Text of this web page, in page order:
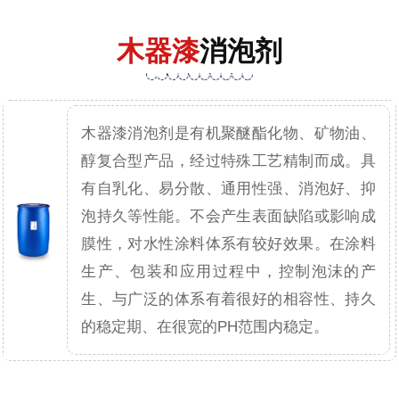
木器漆消泡剂
木器漆消泡剂是有机聚醚酯化物、矿物油、
醇复合型产品，经过特殊工艺精制而成。具
有自乳化、易分散、通用性强、消泡好、抑
泡持久等性能。不会产生表面缺陷或影响成
膜性，对水性涂料体系有较好效果。在涂料
生产、包装和应用过程中，控制泡沫的产
生、与广泛的体系有着很好的相容性、持久
的稳定期、在很宽的PH范围内稳定。